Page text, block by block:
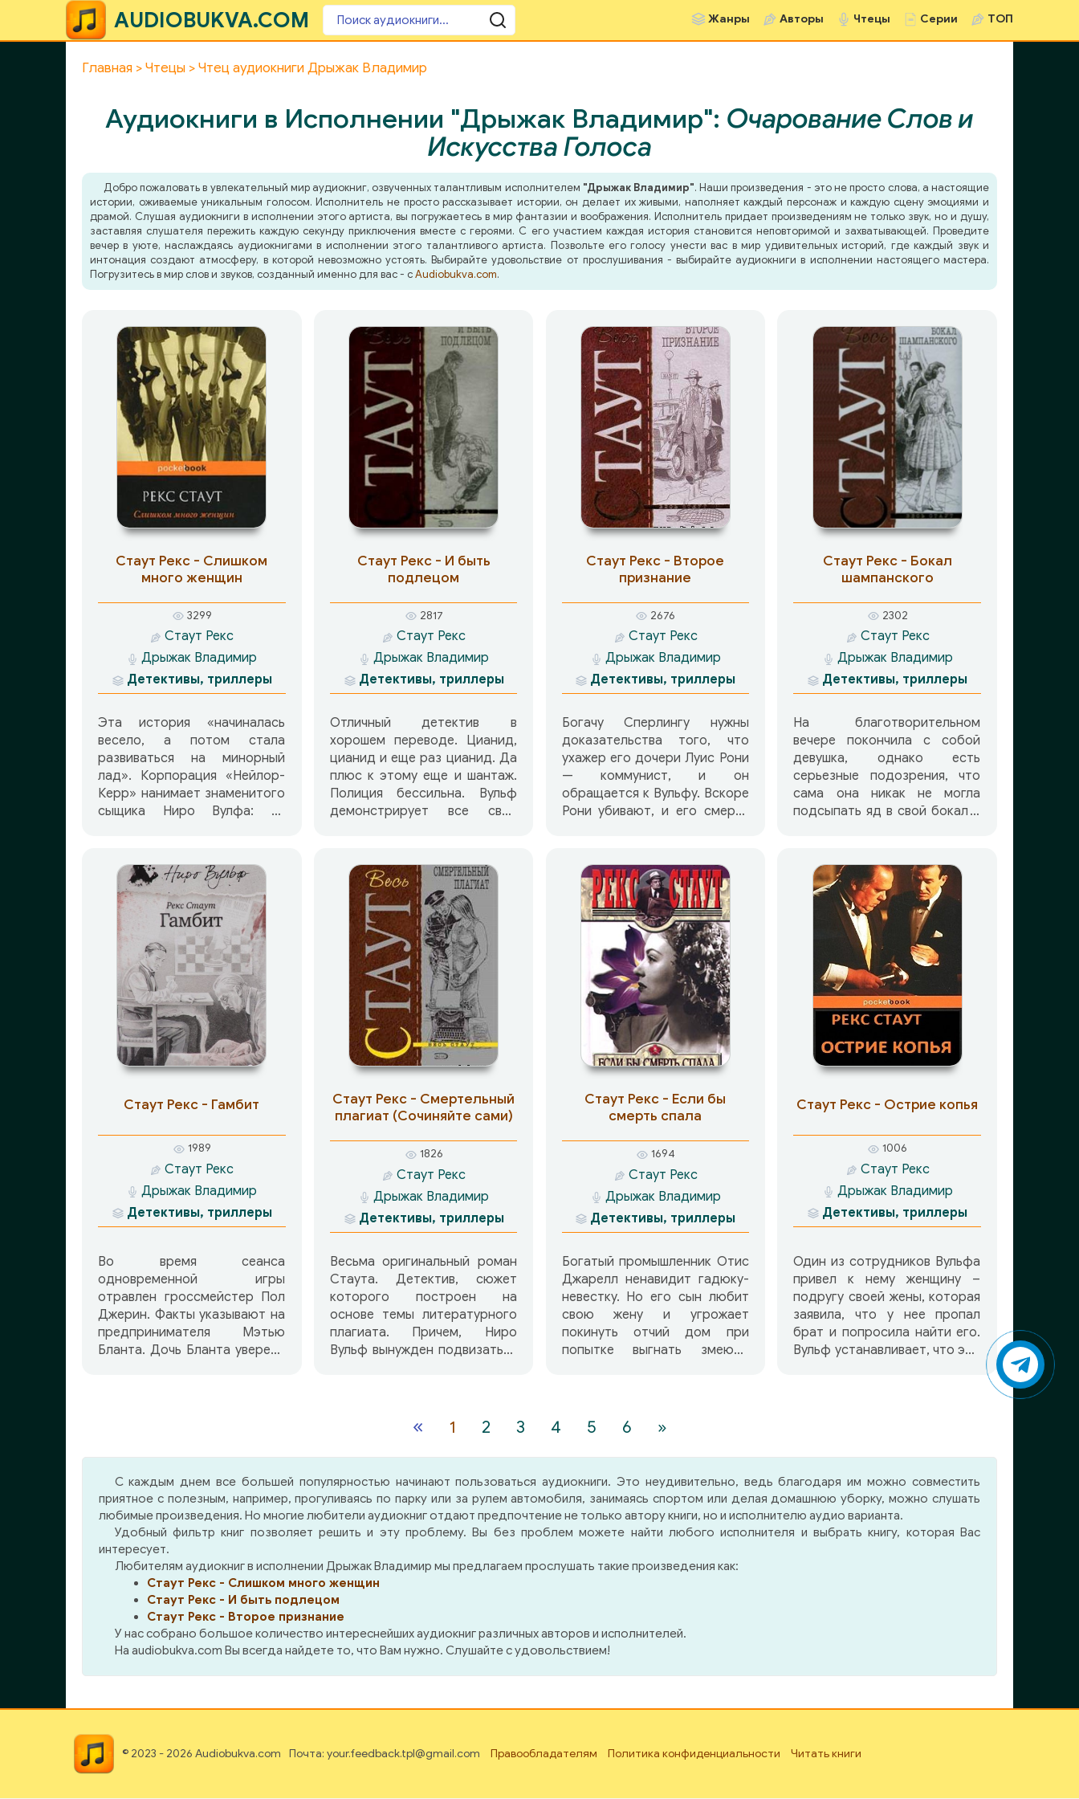
AUDIOBUKVA.COM Жанры Авторы Чтецы Серии ТОП
Главная Чтецы Чтец аудиокниги Дрыжак Владимир
Аудиокниги в Исполнении "Дрыжак Владимир": Очарование Слов и
Искусства Голоса
Добро пожаловать в увлекательный мир аудиокниг, озвученных талантливым исполнителем "Дрыжак Владимир". Наши произведения - это не просто слова, а настоящие
истории, оживаемые уникальным голосом. Исполнитель не просто рассказывает истории, он делает их живыми, наполняет каждый персонаж и каждую сцену эмоциями и
драмой. Слушая аудиокниги в исполнении этого артиста, вы погружаетесь в мир фантазии и воображения. Исполнитель придает произведениям не только звук, но и душу,
заставляя слушателя пережить каждую секунду приключения вместе с героями. С его участием каждая история становится неповторимой и захватывающей. Проведите
вечер в уюте, наслаждаясь аудиокнигами в исполнении этого талантливого артиста. Позвольте его голосу унести вас в мир удивительных историй, где каждый звук и
интонация создают атмосферу, в которой невозможно устоять. Выбирайте удовольствие от прослушивания - выбирайте аудиокниги в исполнении настоящего мастера.
Погрузитесь в мир слов и звуков, созданный именно для вас - сAudiobukva.com.
Стаут Рекс - Слишком
много женщин
3299
Стаут Рекс
Дрыжак Владимир
Детективы, триллеры
Эта история «начиналась
весело, а потом стала
развиваться на минорный
лад». Корпорация «Нейлор-
Керр» нанимает знаменитого
сыщика Ниро Вулфа: их
всего лишь рядовое
дорожно-транспортное
происшествие. Но почему
тогда сын одного из
руководителей компании
утверждает, что это было
убийство, и отказывается
открыть причины своей
уверенности? И как
объяснить гибель еще
одного сотрудника «Нейлор-
Керр» на той же улице при
точно таких же
Расследование резко
Стаут Рекс - И быть
подлецом
2817
Стаут Рекс
Дрыжак Владимир
Детективы, триллеры
Отличный детектив в
хорошем переводе. Цианид,
цианид и еще раз цианид. Да
плюс к этому еще и шантаж.
Полиция бессильна. Вульф
демонстрирует все свои
Стаут Рекс - Второе
признание
2676
Стаут Рекс
Дрыжак Владимир
Детективы, триллеры
Богачу Сперлингу нужны
доказательства того, что
ухажер его дочери Луис Рони
— коммунист, и он
обращается к Вульфу. Вскоре
Рони убивают, и его смерть
преступного мира
Арнольдом Зеком.
Стаут Рекс - Бокал
шампанского
2302
Стаут Рекс
Дрыжак Владимир
Детективы, триллеры
На благотворительном
вечере покончила с собой
девушка, однако есть
серьезные подозрения, что
сама она никак не могла
подсыпать яд в свой бокал с
разгадать эту загадку и
раскрыть дерзкое
преступление.
Стаут Рекс - Гамбит
1989
Стаут Рекс
Дрыжак Владимир
Детективы, триллеры
Во время сеанса
одновременной игры
отравлен гроссмейстер Пол
Джерин. Факты указывают на
предпринимателя Мэтью
Бланта. Дочь Бланта уверена
Гудвина за такое
«совершенно неприемлемое»
нарушение субординации!
Стаут Рекс - Смертельный
плагиат (Сочиняйте сами)
1826
Стаут Рекс
Дрыжак Владимир
Детективы, триллеры
Весьма оригинальный роман
Стаута. Детектив, сюжет
которого построен на
основе темы литературного
плагиата. Причем, Ниро
Вульф вынужден подвизаться
убийств.Два судебных иска о
плагиате заканчиваются тем,
что авторы бестселлеров
заявителям крупные суммы
отступных. Этим дело не
кончается, «вчиняются»
новые иски, после чего
Национальная Ассоциация
Писателей и Драматургов
вместе с издателями решают
обратиться к Вульфу. Вульф
начинает расследование.
Результатом первых его
Дело закручивается туго,
Стаут Рекс - Если бы
смерть спала
1694
Стаут Рекс
Дрыжак Владимир
Детективы, триллеры
Богатый промышленник Отис
Джарелл ненавидит гадюку-
невестку. Но его сын любит
свою жену и угрожает
покинуть отчий дом при
попытке выгнать змеюку.
на противозаконных
действиях. Подозревая, что
его невестка продает на
сторону секреты компании,
Джарелл нанимает Вулфа для
подтверждения этого. Для
сбора компромата Арчи
устраивается к бизнесмену
Стаут Рекс - Острие копья
1006
Стаут Рекс
Дрыжак Владимир
Детективы, триллеры
Один из сотрудников Вульфа
привел к нему женщину –
подругу своей жены, которая
заявила, что у нее пропал
брат и попросила найти его.
Вульф устанавливает, что это
« 1 2 3 4 5 6 »
С каждым днем все большей популярностью начинают пользоваться аудиокниги. Это неудивительно, ведь благодаря им можно совместить
приятное с полезным, например, прогуливаясь по парку или за рулем автомобиля, занимаясь спортом или делая домашнюю уборку, можно слушать
любимые произведения. Но многие любители аудиокниг отдают предпочтение не только автору книги, но и исполнителю аудио варианта.
Удобный фильтр книг позволяет решить и эту проблему. Вы без проблем можете найти любого исполнителя и выбрать книгу, которая Вас
интересует.
Любителям аудиокниг в исполнении Дрыжак Владимир мы предлагаем прослушать такие произведения как:
Стаут Рекс - Слишком много женщин
Стаут Рекс - И быть подлецом
Стаут Рекс - Второе признание
У нас собрано большое количество интереснейших аудиокниг различных авторов и исполнителей.
На audiobukva.com Вы всегда найдете то, что Вам нужно. Слушайте с удовольствием!
© 2023 - 2026 Audiobukva.com Почта: your.feedback.tpl@gmail.com Правообладателям Политика конфиденциальности Читать книги